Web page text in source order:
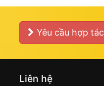
Yêu cầu hợp tác
Liên hệ